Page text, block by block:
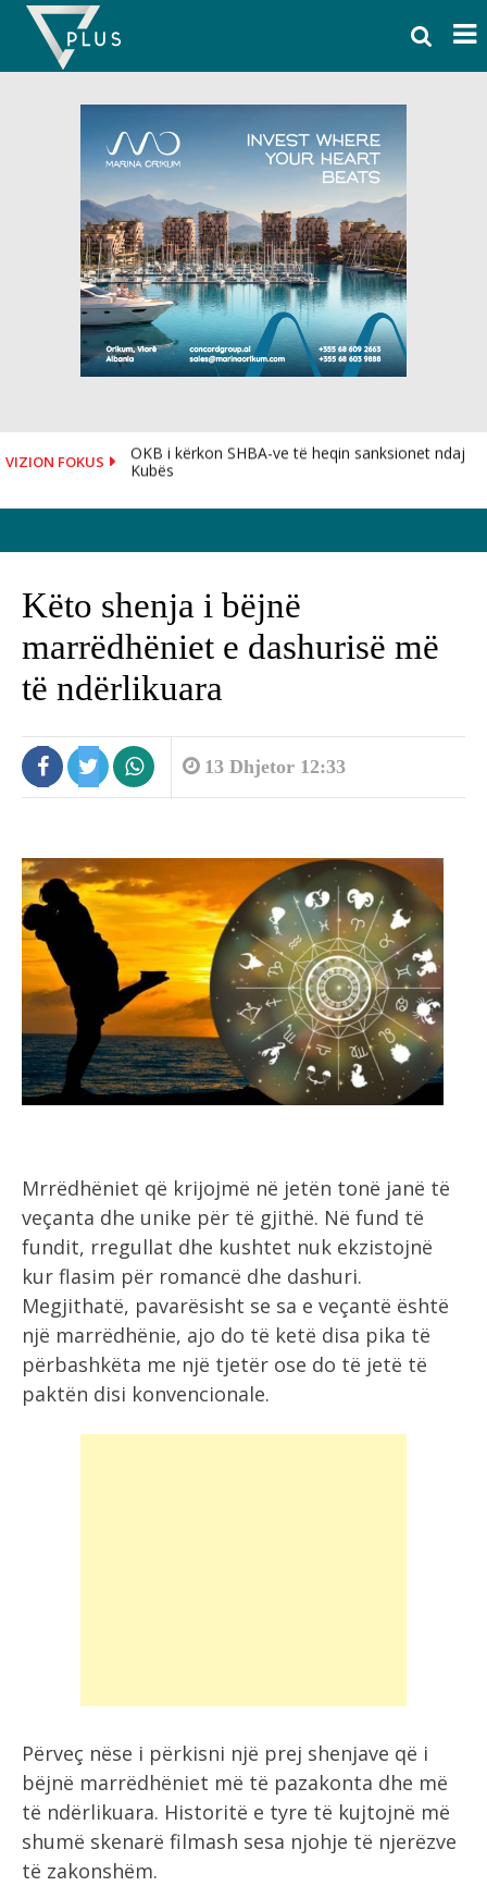
Skip
content
VIZION FOKUS
OKB i kërkon SHBA-ve të heqin sanksionet ndaj
Kubës
Këto shenja i bëjnë
marrëdhëniet e dashurisë më
të ndërlikuara
13 Dhjetor 12:33
Mrrëdhëniet që krijojmë në jetën tonë janë të
veçanta dhe unike për të gjithë. Në fund të
fundit, rregullat dhe kushtet nuk ekzistojnë
kur flasim për romancë dhe dashuri.
Megjithatë, pavarësisht se sa e veçantë është
një marrëdhënie, ajo do të ketë disa pika të
përbashkëta me një tjetër ose do të jetë të
paktën disi konvencionale.
Përveç nëse i përkisni një prej shenjave që i
bëjnë marrëdhëniet më të pazakonta dhe më
të ndërlikuara. Historitë e tyre të kujtojnë më
shumë skenarë filmash sesa njohje të njerëzve
të zakonshëm.